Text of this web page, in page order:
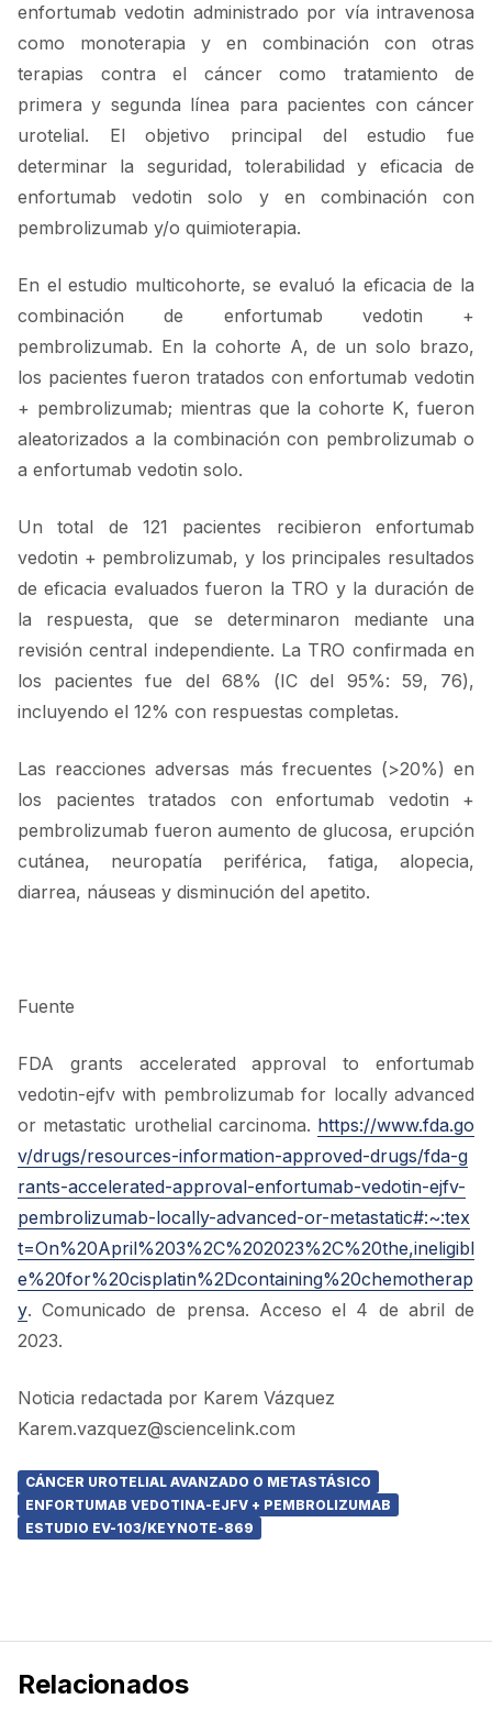
enfortumab vedotin administrado por vía intravenosa
como monoterapia y en combinación con otras
terapias contra el cáncer como tratamiento de
primera y segunda línea para pacientes con cáncer
urotelial. El objetivo principal del estudio fue
determinar la seguridad, tolerabilidad y eficacia de
enfortumab vedotin solo y en combinación con
pembrolizumab y/o quimioterapia.
En el estudio multicohorte, se evaluó la eficacia de la
combinación de enfortumab vedotin +
pembrolizumab. En la cohorte A, de un solo brazo,
los pacientes fueron tratados con enfortumab vedotin
+ pembrolizumab; mientras que la cohorte K, fueron
aleatorizados a la combinación con pembrolizumab o
a enfortumab vedotin solo.
Un total de 121 pacientes recibieron enfortumab
vedotin + pembrolizumab, y los principales resultados
de eficacia evaluados fueron la TRO y la duración de
la respuesta, que se determinaron mediante una
revisión central independiente. La TRO confirmada en
los pacientes fue del 68% (IC del 95%: 59, 76),
incluyendo el 12% con respuestas completas.
Las reacciones adversas más frecuentes (>20%) en
los pacientes tratados con enfortumab vedotin +
pembrolizumab fueron aumento de glucosa, erupción
cutánea, neuropatía periférica, fatiga, alopecia,
diarrea, náuseas y disminución del apetito.
Fuente
FDA grants accelerated approval to enfortumab
vedotin-ejfv with pembrolizumab for locally advanced
or metastatic urothelial carcinoma. https://www.fda.go
v/drugs/resources-information-approved-drugs/fda-g
rants-accelerated-approval-enfortumab-vedotin-ejfv-
pembrolizumab-locally-advanced-or-metastatic#:~:tex
t=On%20April%203%2C%202023%2C%20the,ineligibl
e%20for%20cisplatin%2Dcontaining%20chemotherap
y. Comunicado de prensa. Acceso el 4 de abril de
2023.
Noticia redactada por Karem Vázquez
Karem.vazquez@sciencelink.com
CÁNCER UROTELIAL AVANZADO O METASTÁSICO
ENFORTUMAB VEDOTINA-EJFV + PEMBROLIZUMAB
ESTUDIO EV-103/KEYNOTE-869
Relacionados